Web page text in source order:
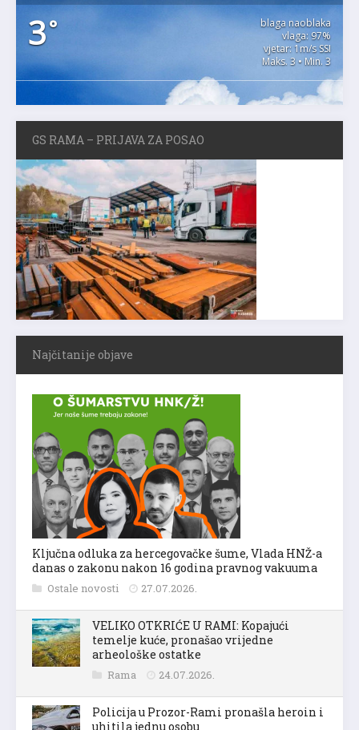
3°
blaga naoblaka
vlaga: 97%
vjetar: 1m/s SSI
Maks. 3 • Min. 3
GS RAMA – PRIJAVA ZA POSAO
Najčitanije objave
Ključna odluka za hercegovačke šume, Vlada HNŽ-a
danas o zakonu nakon 16 godina pravnog vakuuma
Ostale novosti 27.07.2026.
VELIKO OTKRIĆE U RAMI: Kopajući
temelje kuće, pronašao vrijedne
arheološke ostatke
Rama 24.07.2026.
Policija u Prozor-Rami pronašla heroin i
uhitila jednu osobu